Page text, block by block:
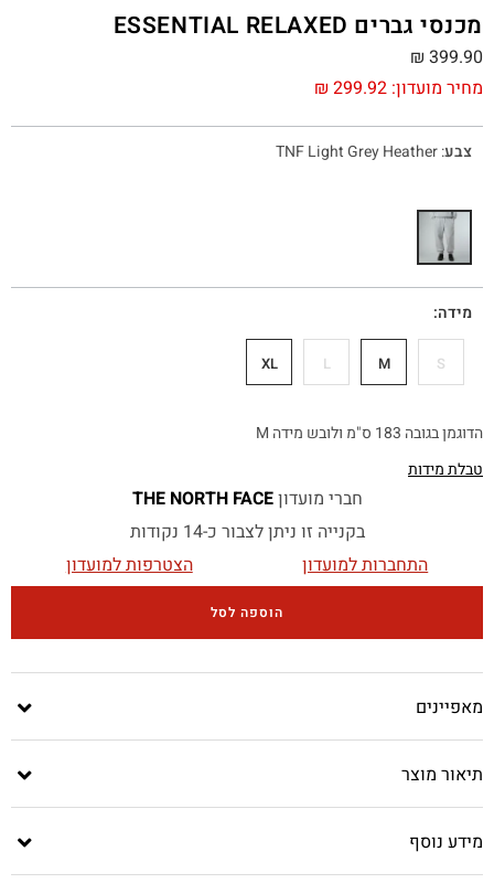
מכנסי גברים ESSENTIAL RELAXED
מחיר מועדון: ₪ 299.92
₪ 399.90
צבע:
TNF Light Grey Heather
מידה
S
M
L
XL
הדוגמן בגובה 183 ס"מ ולובש מידה M
טבלת מידות
חברי מועדוןTHE NORTH FACE
בקנייה זו ניתן לצבור כ-14 נקודות
התחברות למועדון
הצטרפות למועדון
הוספה לסל
מאפיינים
תיאור מוצר
מידע נוסף